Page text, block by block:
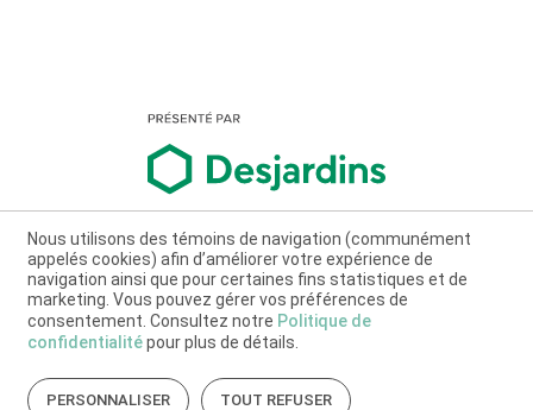
Nous utilisons des témoins de navigation (communément
appelés cookies) afin d’améliorer votre expérience de
navigation ainsi que pour certaines fins statistiques et de
marketing. Vous pouvez gérer vos préférences de
consentement. Consultez notre Politique de
confidentialitépour plus de détails.
PERSONNALISER TOUT REFUSER